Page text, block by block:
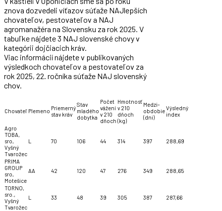
znova dozvedeli víťazov súťaže NAJlepších
chovateľov, pestovateľov a NAJ
agromanažéra na Slovensku za rok 2025. V
tabuľke nájdete 3 NAJ slovenské chovy v
kategórii dojčiacich kráv.
Viac informácií nájdete v publikovaných
výsledkoch chovateľov a pestovateľov za
rok 2025, 22. ročníka súťaže NAJ slovenský
chov.
Chovateľ Plemeno Priemerný
stav kráv
Stav
mladého
dobytka
Počet
vážení
v 210
dňoch
Hmotnosť
v 210
dňoch
(kg)
Medzi-
obdobie
(dni)
Výsledný
index
Agro
TOBA,
sro,
Vyšný
Tvarožec
L 70 106 44 314 397 288,69
PRIMA
GROUP
sro,
Motešice
AA 42 120 47 276 349 288,65
TORNO,
sro.,
Vyšný
Tvarožec
L 33 48 39 305 387 287,66